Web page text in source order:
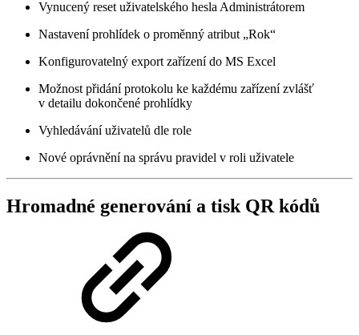
Vynucený reset uživatelského hesla Administrátorem
Nastavení prohlídek o proměnný atribut „Rok“
Konfigurovatelný export zařízení do MS Excel
Možnost přidání protokolu ke každému zařízení zvlášť
v detailu dokončené prohlídky
Vyhledávání uživatelů dle role
Nové oprávnění na správu pravidel v roli uživatele
Hromadné generování a tisk QR kódů